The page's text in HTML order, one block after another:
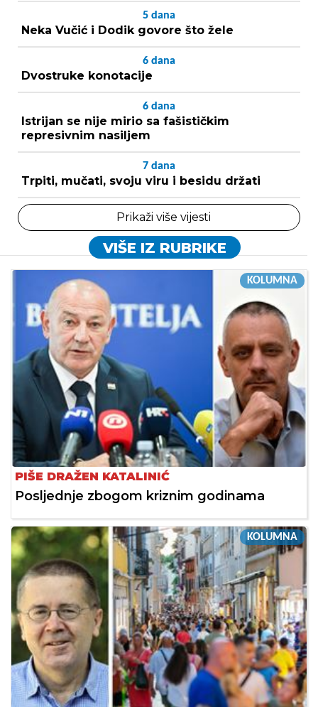
5 dana
Neka Vučić i Dodik govore što žele
6 dana
Dvostruke konotacije
6 dana
Istrijan se nije mirio sa fašističkim
represivnim nasiljem
7 dana
Trpiti, mučati, svoju viru i besidu držati
Prikaži više vijesti
VIŠE IZ RUBRIKE
KOLUMNA
PIŠE DRAŽEN KATALINIĆ
Posljednje zbogom kriznim godinama
KOLUMNA